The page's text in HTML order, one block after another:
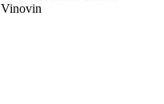
Vinovin